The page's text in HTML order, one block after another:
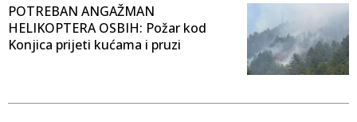
POTREBAN ANGAŽMAN
HELIKOPTERA OSBIH: Požar kod
Konjica prijeti kućama i pruzi